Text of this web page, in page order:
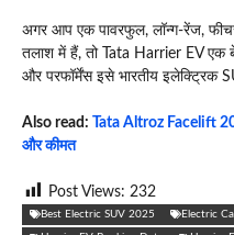
अगर आप एक पावरफुल, लॉन्ग-रेंज,
तलाश में हैं, तो Tata Harrier EV एक
और परफॉर्मेंस इसे भारतीय इलेक्ट्रिक
Also read:
Tata Altroz Facelift
और कीमत
Post Views: 232
Best Electric SUV 2025 Electric